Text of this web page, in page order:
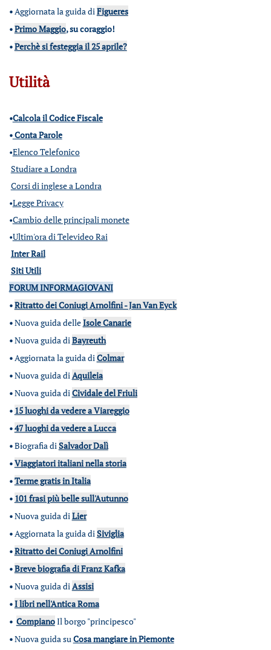
•Aggiornata la guida diFigueres
•Primo Maggio, su coraggio!
•Perchè si festeggia il 25 aprile?
Utilità
•Calcola il Codice Fiscale
•Conta Parole
•Elenco Telefonico
Studiare a Londra
Corsi di inglese a Londra
•Legge Privacy
•Cambio delle principali monete
•Ultim'ora di Televideo Rai
Inter Rail
Siti Utili
FORUM INFORMAGIOVANI
•Ritratto dei Coniugi Arnolfini - Jan Van Eyck
•Nuova guida delleIsole Canarie
•Nuova guida diBayreuth
•Aggiornata la guida diColmar
•Nuova guida diAquileia
•Nuova guida diCividale del Friuli
• 15 luoghi da vedere a Viareggio
•47 luoghi da vedere a Lucca
•Biografia diSalvador Dalì
•Viaggiatori italiani nella storia
•Terme gratis in Italia
• 101 frasi più belle sull'Autunno
•Nuova guida diLier
•Aggiornata la guida diSiviglia
•Ritratto dei Coniugi Arnolfini
•Breve biografia di Franz Kafka
•Nuova guida diAssisi
•I libri nell'Antica Roma
• CompianoIl borgo "principesco"
•Nuova guida suCosa mangiare in Piemonte